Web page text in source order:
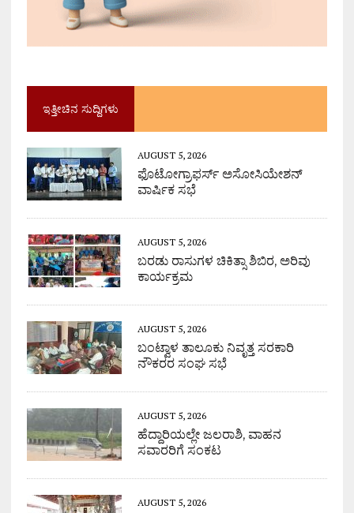
ಇತ್ತೀಚಿನ ಸುದ್ದಿಗಳು
AUGUST 5, 2026
ಫೊಟೋಗ್ರಾಫರ್ಸ್ ಅಸೋಸಿಯೇಶನ್
ವಾರ್ಷಿಕ ಸಭೆ
AUGUST 5, 2026
ಬರಡು ರಾಸುಗಳ ಚಿಕಿತ್ಸಾ ಶಿಬಿರ, ಅರಿವು
ಕಾರ್ಯಕ್ರಮ
AUGUST 5, 2026
ಬಂಟ್ವಾಳ ತಾಲೂಕು ನಿವೃತ್ತ ಸರಕಾರಿ
ನೌಕರರ ಸಂಘ ಸಭೆ
AUGUST 5, 2026
ಹೆದ್ದಾರಿಯಲ್ಲೇ ಜಲರಾಶಿ, ವಾಹನ
ಸವಾರರಿಗೆ ಸಂಕಟ
AUGUST 5, 2026